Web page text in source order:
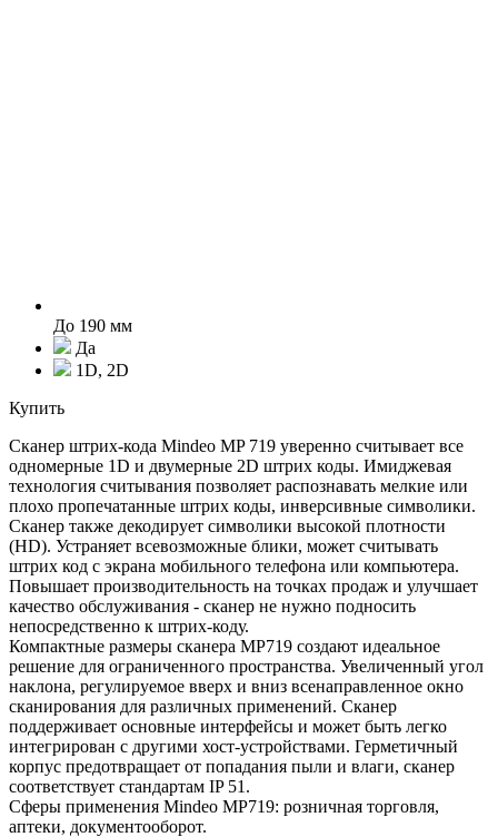
До 190 мм
Да
1D, 2D
Купить
Cканер штрих-кода Mindeo MP 719 уверенно считывает все
одномерные 1D и двумерные 2D штрих коды. Имиджевая
технология считывания позволяет распознавать мелкие или
плохо пропечатанные штрих коды, инверсивные символики.
Сканер также декодирует символики высокой плотности
(HD). Устраняет всевозможные блики, может считывать
штрих код с экрана мобильного телефона или компьютера.
Повышает производительность на точках продаж и улучшает
качество обслуживания - сканер не нужно подносить
непосредственно к штрих-коду.
Компактные размеры сканера MP719 создают идеальное
решение для ограниченного пространства. Увеличенный угол
наклона, регулируемое вверх и вниз всенаправленное окно
сканирования для различных применений. Сканер
поддерживает основные интерфейсы и может быть легко
интегрирован с другими хост-устройствами. Герметичный
корпус предотвращает от попадания пыли и влаги, сканер
соответствует стандартам IP 51.
Сферы применения Mindeo MP719: розничная торговля,
аптеки, документооборот.